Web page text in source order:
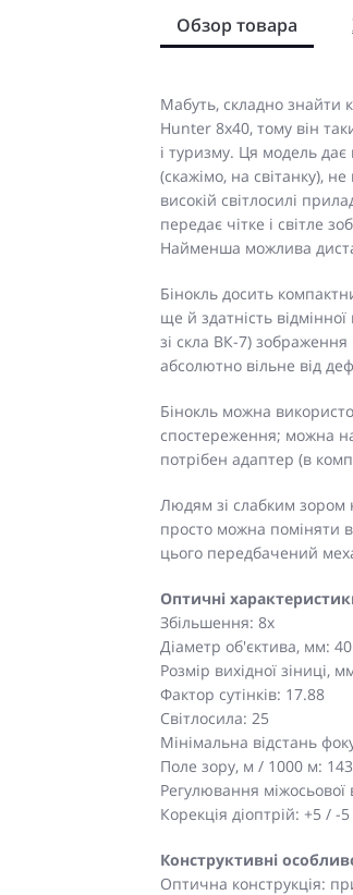
Обзор товара
Мабуть, складно знайти
Hunter 8x40, тому він
і туризму. Ця модель дає
(скажімо, на світанку),
високій світлосилі
передає чітке і світле
Найменша можлива
Бінокль досить
ще й здатність
зі скла ВК-7)
абсолютно вільне від
Бінокль можна
спостереження; можна
потрібен адаптер (в
Людям зі слабким зором
просто можна поміняти
цього передбачений
Оптичні
Збільшення: 8x
Діаметр об'єктива, мм: 40
Розмір вихідної зіниці,
Фактор сутінків: 17.88
Світлосила: 25
Мінімальна відстань
Поле зору, м / 1000 м: 143
Регулювання міжосьової
Корекція діоптрій: +5 / -5
Конструктивні
Оптична конструкція: